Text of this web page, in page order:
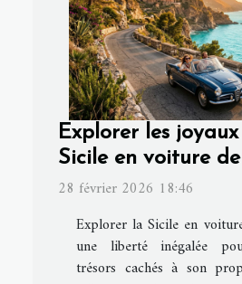
Explorer les
Sicile en voiture
28 février 2026 18:46
Explorer la Sicile en
une liberté inégalée
trésors cachés à son